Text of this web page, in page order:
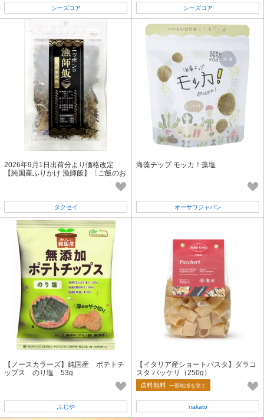
シーズコア シーズコア
2026年9月1日出荷分より価格改定
【純国産ふりかけ 漁師飯】〔ご飯のお
タクセイ
海藻チップ モッカ！藻塩
オーサワジャパン
【ノースカラーズ】純国産 ポテトチ
ップス のり塩 53g
ふじや
【イタリア産ショートパスタ】ダラコ
スタ パッケリ（250g）
送料無料 一部地域を除く
nakato